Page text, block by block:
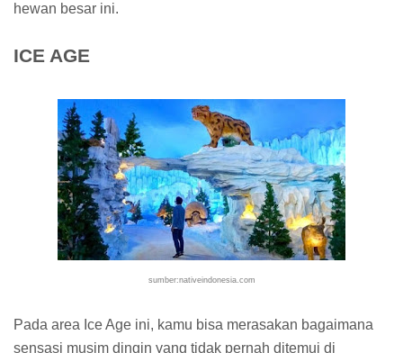
hewan besar ini.
ICE AGE
sumber:nativeindonesia.com
Pada area Ice Age ini, kamu bisa merasakan bagaimana
sensasi musim dingin yang tidak pernah ditemui di